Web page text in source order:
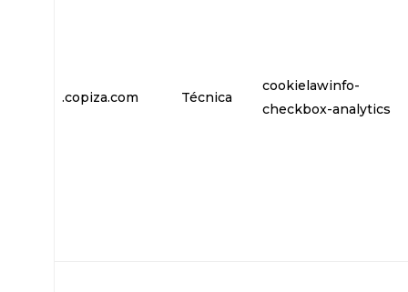
.copiza.com Técnica
cookielawinfo-
checkbox-analytics